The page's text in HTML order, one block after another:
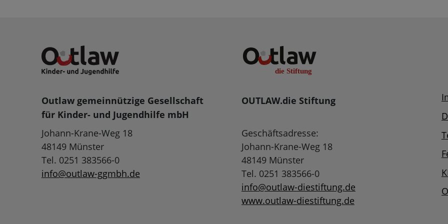
Outlaw gemeinnützige Gesellschaft
für Kinder- und Jugendhilfe mbH
Johann-Krane-Weg 18
48149 Münster
Tel. 0251 383566-0
info@outlaw-ggmbh.de
OUTLAW.die Stiftung
Geschäftsadresse:
Johann-Krane-Weg 18
48149 Münster
Tel. 0251 383566-0
info@outlaw-diestiftung.de
www.outlaw-diestiftung.de